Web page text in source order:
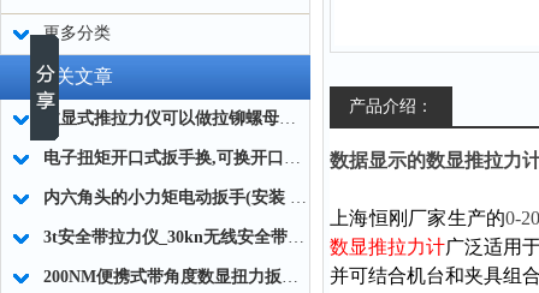
更多分类
相关文章
数显式推拉力仪可以做拉铆螺母的拉拔试验专用
电子扭矩开口式扳手换,可换开口数显扭矩扳手,开口式扭力扳手价格
内六角头的小力矩电动扳手(安装 装配)生产厂家
3t安全带拉力仪_30kn无线安全带拉力仪_3吨数显安全带拉力仪简介
200NM便携式带角度数显扭力扳手 带角度显示的数显扭力扳手厂家
产品介绍：
数据显示的数显推拉力
上海恒刚厂家生产的0-
数显推拉力计广泛适用
并可结合机台和夹具组